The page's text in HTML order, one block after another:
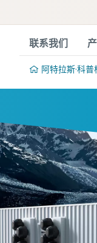
联系我们
阿特拉斯·科